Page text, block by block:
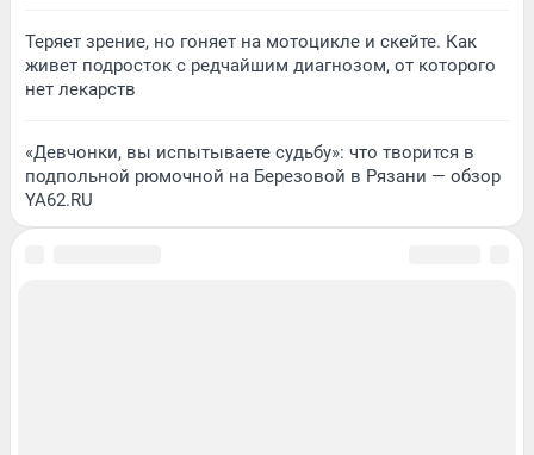
Теряет зрение, но гоняет на мотоцикле и скейте. Как
живет подросток с редчайшим диагнозом, от которого
нет лекарств
«Девчонки, вы испытываете судьбу»: что творится в
подпольной рюмочной на Березовой в Рязани — обзор
YA62.RU